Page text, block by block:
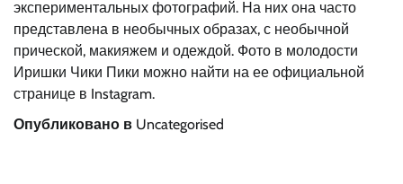
экспериментальных фотографий. На них она часто
представлена в необычных образах, с необычной
прической, макияжем и одеждой. Фото в молодости
Иришки Чики Пики можно найти на ее официальной
странице в Instagram.
Опубликовано в Uncategorised